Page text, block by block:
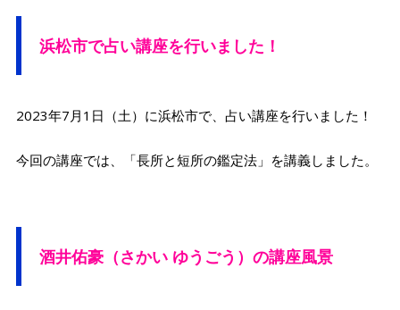
浜松市で占い講座を行いました！
2023年7月1日（土）に浜松市で、占い講座を行いました！
今回の講座では、「長所と短所の鑑定法」を講義しました。
酒井佑豪（さかい ゆうごう）の講座風景